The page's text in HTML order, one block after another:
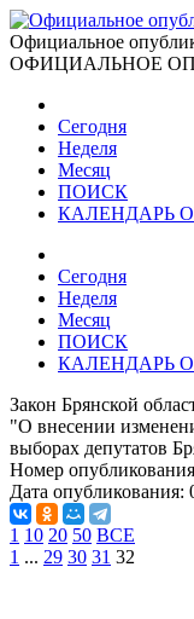
Официальное
ОФИЦИАЛЬНОЕ
Сегодня
Неделя
Месяц
ПОИСК
КАЛЕНДАРЬ
Сегодня
Неделя
Месяц
ПОИСК
КАЛЕНДАРЬ
Закон Брянской
"О внесении
выборах депутатов
Номер
Дата опубликования:
1 10 20 50 ВСЕ
1 ... 29 30 31 32